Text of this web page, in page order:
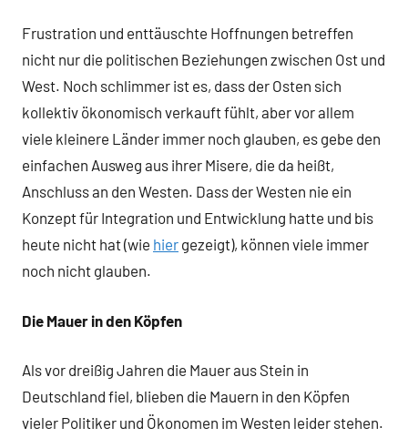
Frustration und enttäuschte Hoffnungen betreffen
nicht nur die politischen Beziehungen zwischen Ost und
West. Noch schlimmer ist es, dass der Osten sich
kollektiv ökonomisch verkauft fühlt, aber vor allem
viele kleinere Länder immer noch glauben, es gebe den
einfachen Ausweg aus ihrer Misere, die da heißt,
Anschluss an den Westen. Dass der Westen nie ein
Konzept für Integration und Entwicklung hatte und bis
heute nicht hat (wie hier gezeigt), können viele immer
noch nicht glauben.
Die Mauer in den Köpfen
Als vor dreißig Jahren die Mauer aus Stein in
Deutschland fiel, blieben die Mauern in den Köpfen
vieler Politiker und Ökonomen im Westen leider stehen.